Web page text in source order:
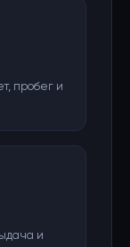
пробег и
и